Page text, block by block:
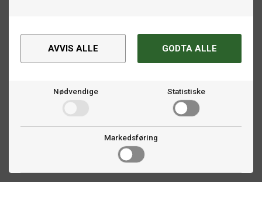
AVVIS ALLE GODTA ALLE
Nødvendige Statistiske
Markedsføring